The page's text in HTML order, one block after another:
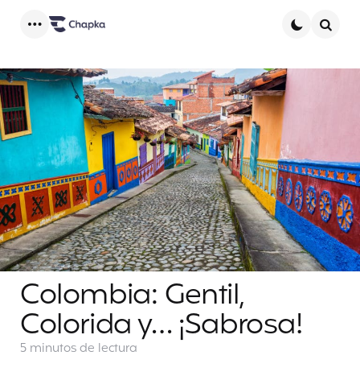
Colombia: Gentil,
Colorida y… ¡Sabrosa!
5 minutosde lectura